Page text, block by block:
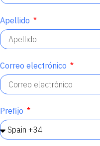
Apellido
Correo electrónico
Prefijo